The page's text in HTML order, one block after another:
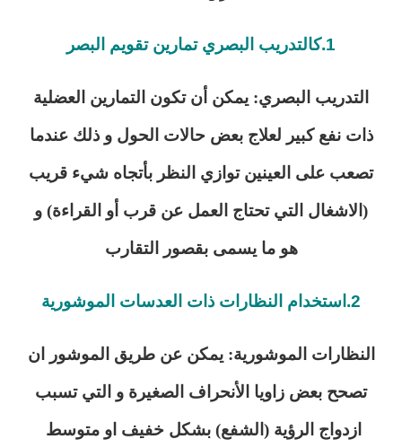
1.كالتدريب البصري تمارين تقويم البصر
التدريب البصري: يمكن أن تكون التمارين العضلية
ذات نفع كبير لعلاج بعض حالات الحول و ذلك عندما
تصعب على العينين توازي النظر بأتجاه شيء قريب
(الاشغال التي تحتاج العمل عن قرب أو القراءة) و
هو ما يسمى بقصور التقارب
2.استخدام النظارات ذات العدسات الموشورية
النظارات الموشورية: يمكن عن طريق الموشور ان
تصحح بعض زاويا الأنحراف الصغيرة و التي تسبب
ازدواج الرؤية (الشفع) بشكل خفيف او متوسط